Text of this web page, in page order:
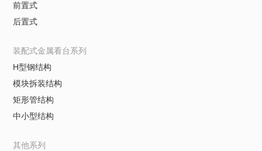
前置式
后置式
装配式金属看台系列
H型钢结构
模块拆装结构
矩形管结构
中小型结构
其他系列